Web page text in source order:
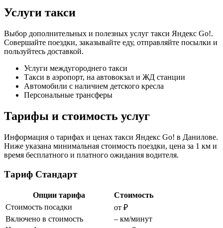
Услуги такси
Выбор дополнительных и полезных услуг такси Яндекс Go!.
Совершайте поездки, заказывайте еду, отправляйте посылки и
пользуйтесь доставкой.
Услуги междугороднего такси
Такси в аэропорт, на автовокзал и ЖД станции
Автомобили с наличием детского кресла
Персональные трансферы
Тарифы и стоимость услуг
Информация о тарифах и ценах такси Яндекс Go! в Данилове.
Ниже указана минимальная стоимость поездки, цена за 1 км и
время бесплатного и платного ожидания водителя.
Тариф Стандарт
Опции тарифа
Стоимость
Стоимость посадки
от ₽
Включено в стоимость
– км/минут